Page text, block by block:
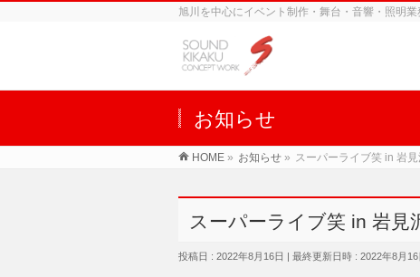
旭川を中心にイベント制作・舞台・音響・照明
お知らせ
HOME » お知らせ » スーパーライブ笑 in 岩
スーパーライブ笑 in 岩見
投稿日 : 2022年8月16日 最終更新日時 : 2022年8月16